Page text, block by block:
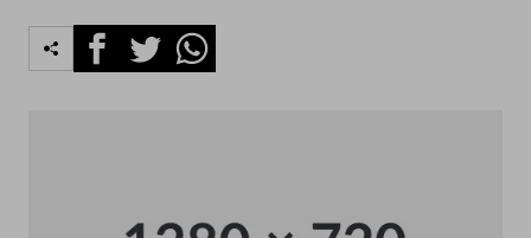
FacebookTwitterWhatsapp